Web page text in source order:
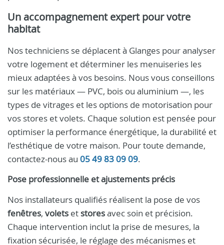
Un accompagnement expert pour votre
habitat
Nos techniciens se déplacent à Glanges pour analyser
votre logement et déterminer les menuiseries les
mieux adaptées à vos besoins. Nous vous conseillons
sur les matériaux — PVC, bois ou aluminium —, les
types de vitrages et les options de motorisation pour
vos stores et volets. Chaque solution est pensée pour
optimiser la performance énergétique, la durabilité et
l’esthétique de votre maison. Pour toute demande,
contactez-nous au 05 49 83 09 09.
Pose professionnelle et ajustements précis
Nos installateurs qualifiés réalisent la pose de vos
fenêtres, volets et storesavec soin et précision.
Chaque intervention inclut la prise de mesures, la
fixation sécurisée, le réglage des mécanismes et